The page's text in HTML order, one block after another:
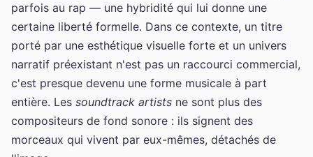
parfois au rap — une hybridité qui lui donne une
certaine liberté formelle. Dans ce contexte, un titre
porté par une esthétique visuelle forte et un univers
narratif préexistant n'est pas un raccourci commercial,
c'est presque devenu une forme musicale à part
entière. Les soundtrack artists ne sont plus des
compositeurs de fond sonore : ils signent des
morceaux qui vivent par eux-mêmes, détachés de